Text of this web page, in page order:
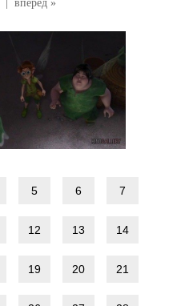
вперед »
5 6 7
12 13 14
19 20 21